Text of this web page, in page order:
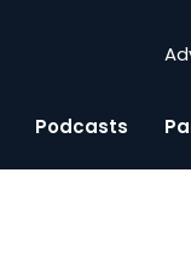
Podcasts